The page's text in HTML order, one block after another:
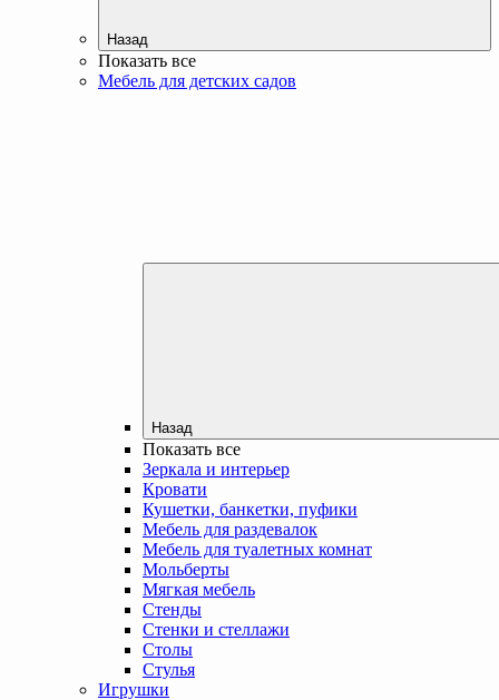
Назад
Показать все
Мебель для детских садов
Назад
Показать все
Зеркала и интерьер
Кровати
Кушетки, банкетки, пуфики
Мебель для раздевалок
Мебель для туалетных комнат
Мольберты
Мягкая мебель
Стенды
Стенки и стеллажи
Столы
Стулья
Игрушки